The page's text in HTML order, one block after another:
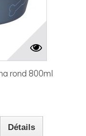
rond 800ml
Détails